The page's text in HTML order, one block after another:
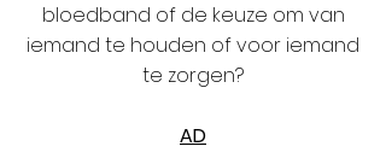
bloedband of de keuze om van
iemand te houden of voor iemand
te zorgen?
AD